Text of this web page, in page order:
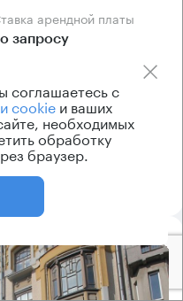
Ставка арендной платы
запросу
здание
соглашаетесь с
cookieи ваших
необходимых
обработку
браузер.